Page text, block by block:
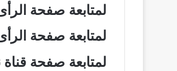
لمتابعة صفحة
لمتابعة صفحة
لمتابعة صفحة